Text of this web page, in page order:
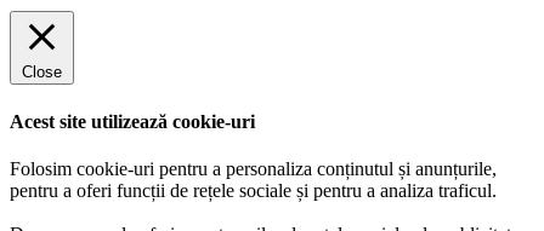
Close
Acest site utilizează cookie-uri
Folosim cookie-uri pentru a personaliza conținutul și anunțurile,
pentru a oferi funcții de rețele sociale și pentru a analiza traficul.